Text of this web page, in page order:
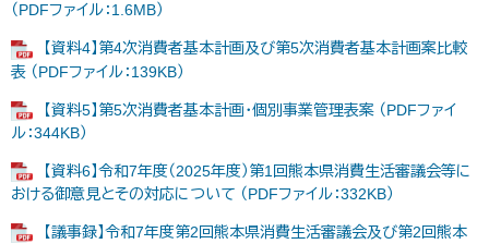
（PDFファイル：1.6MB）
【資料4】第4次消費者基本計画及び第5次消費者基本計画案比較
表 （PDFファイル：139KB）
【資料5】第5次消費者基本計画・個別事業管理表案 （PDFファイ
ル：344KB）
【資料6】令和7年度（2025年度）第1回熊本県消費生活審議会等に
おける御意見とその対応について （PDFファイル：332KB）
【議事録】令和7年度第2回熊本県消費生活審議会及び第2回熊本